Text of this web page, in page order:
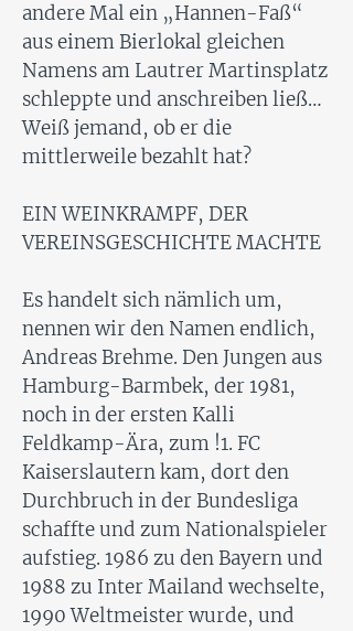
andere Mal ein „Hannen-Faß“
aus einem Bierlokal gleichen
Namens am Lautrer Martinsplatz
schleppte und anschreiben ließ…
Weiß jemand, ob er die
mittlerweile bezahlt hat?
EIN WEINKRAMPF, DER
VEREINSGESCHICHTE MACHTE
Es handelt sich nämlich um,
nennen wir den Namen endlich,
Andreas Brehme. Den Jungen aus
Hamburg-Barmbek, der 1981,
noch in der ersten Kalli
Feldkamp-Ära, zum !1. FC
Kaiserslautern kam, dort den
Durchbruch in der Bundesliga
schaffte und zum Nationalspieler
aufstieg. 1986 zu den Bayern und
1988 zu Inter Mailand wechselte,
1990 Weltmeister wurde, und